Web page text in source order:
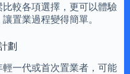
較各項選擇，更可以體驗
置業過程變得簡單。
劃
一代或首次置業者，可能